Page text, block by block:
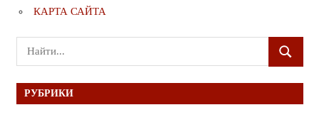
КАРТА САЙТА
Поиск
для:
ПОИСК
РУБРИКИ